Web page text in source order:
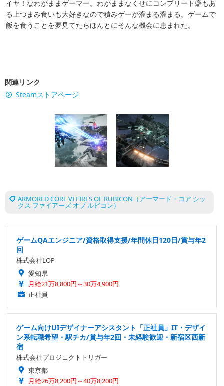
イヤ！なわがままゲーマー。わがままなくせにコンプリート癖もあ
る上つまみ食いも大好きなので積みゲーが溜まる溜まる。ゲームで
飯を食うことを夢見てたらほんとにそんな機会に恵まれた。
関連リンク
Steamストアページ
ARMORED CORE VI FIRES OF RUBICON（アーマード・コア シッ
クス ファイアーズ オブ ルビコン）
ゲームQAエンジニア/資格取得支援/年間休日120日/賞与年2
回
株式会社LOP
愛知県
月給21万8,800円～30万4,900円
正社員
ゲーム向けUIデザイナーアシスタント「正社員」IT・デザイ
ン系転職希望・駅チカ/賞与年2回・未経験歓迎・新宿区西新
宿
株式会社プロジェクトトリガー
東京都
月給26万8,200円～40万8,200円